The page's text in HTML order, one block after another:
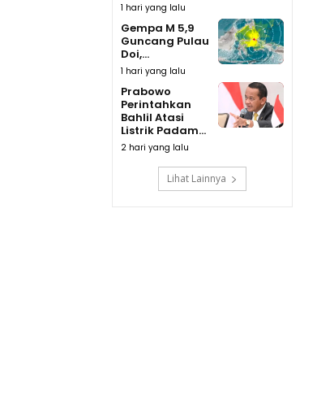
1 hari yang lalu
Gempa M 5,9
Guncang Pulau
Doi,...
1 hari yang lalu
Prabowo
Perintahkan
Bahlil Atasi
Listrik Padam...
2 hari yang lalu
Lihat Lainnya